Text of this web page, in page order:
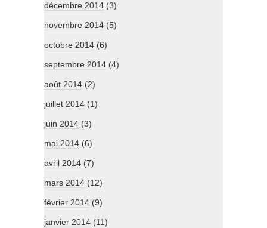
décembre 2014 (3)
novembre 2014 (5)
octobre 2014 (6)
septembre 2014 (4)
août 2014 (2)
juillet 2014 (1)
juin 2014 (3)
mai 2014 (6)
avril 2014 (7)
mars 2014 (12)
février 2014 (9)
janvier 2014 (11)